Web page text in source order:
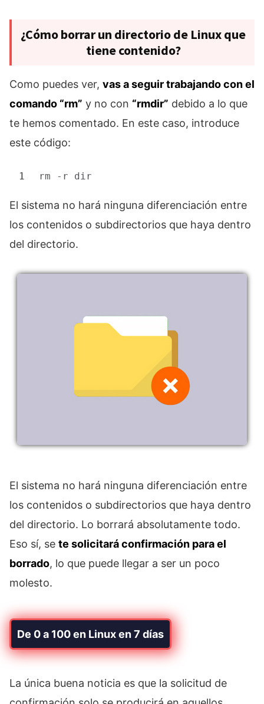
¿Cómo borrar un directorio de Linux que
tiene contenido?
Como puedes ver, vas a seguir trabajando con el
comando “rm” y no con “rmdir” debido a lo que
te hemos comentado. En este caso, introduce
este código:
1 rm -r dir
El sistema no hará ninguna diferenciación entre
los contenidos o subdirectorios que haya dentro
del directorio.
El sistema no hará ninguna diferenciación entre
los contenidos o subdirectorios que haya dentro
del directorio. Lo borrará absolutamente todo.
Eso sí, se te solicitará confirmación para el
borrado, lo que puede llegar a ser un poco
molesto.
De 0 a 100 en Linux en 7 días
La única buena noticia es que la solicitud de